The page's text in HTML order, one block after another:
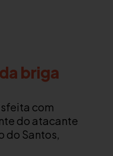
briga
com
do atacante
do Santos,